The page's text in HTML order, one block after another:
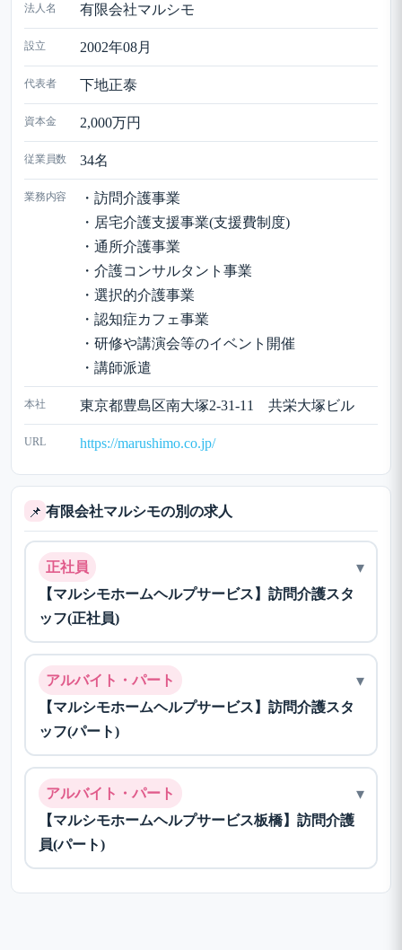
法人名 有限会社マルシモ
設立 2002年08月
代表者 下地正泰
資本金 2,000万円
従業員数 34名
業務内容
・訪問介護事業
・居宅介護支援事業(支援費制度)
・通所介護事業
・介護コンサルタント事業
・選択的介護事業
・認知症カフェ事業
・研修や講演会等のイベント開催
・講師派遣
本社 東京都豊島区南大塚2-31-11 共栄大塚ビル
URL https://marushimo.co.jp/
📌 有限会社マルシモの別の求人
正社員
【マルシモホームヘルプサービス】訪問介護スタ
ッフ(正社員)
▾
アルバイト・パート
【マルシモホームヘルプサービス】訪問介護スタ
ッフ(パート)
▾
アルバイト・パート
【マルシモホームヘルプサービス板橋】訪問介護
員(パート)
▾